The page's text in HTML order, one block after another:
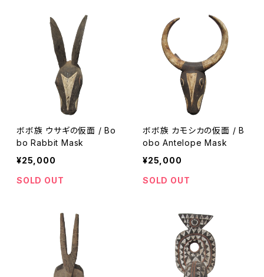
ボボ族 ウサギの仮面 / Bo
bo Rabbit Mask
¥25,000
SOLD OUT
ボボ族 カモシカの仮面 / B
obo Antelope Mask
¥25,000
SOLD OUT